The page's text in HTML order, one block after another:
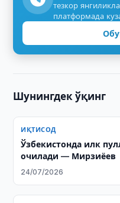
тезкор
платформада
Шунингдек ўқинг
ИҚТИСОД
Ўзбекистонда илк
очилади — Мирзиёев
24/07/2026